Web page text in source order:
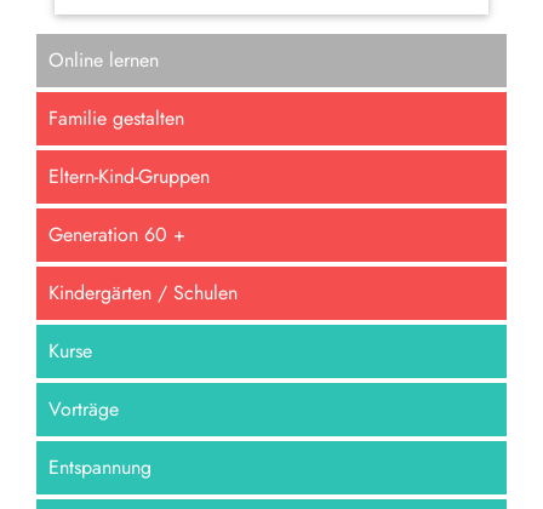
Online lernen
Familie gestalten
Eltern-Kind-Gruppen
Generation 60 +
Kindergärten / Schulen
Kurse
Vorträge
Entspannung